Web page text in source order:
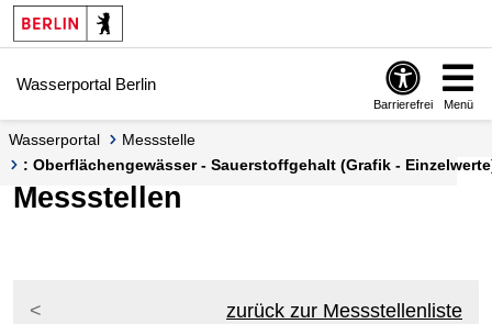
Springe zur Navigation
Springe zum Inhalt
Wasserportal Berlin
Barrierefrei Menü
Wasserportal
Messstelle
: Oberflächengewässer - Sauerstoffgehalt (Grafik -
Messstellen
zurück zur Messstellenliste